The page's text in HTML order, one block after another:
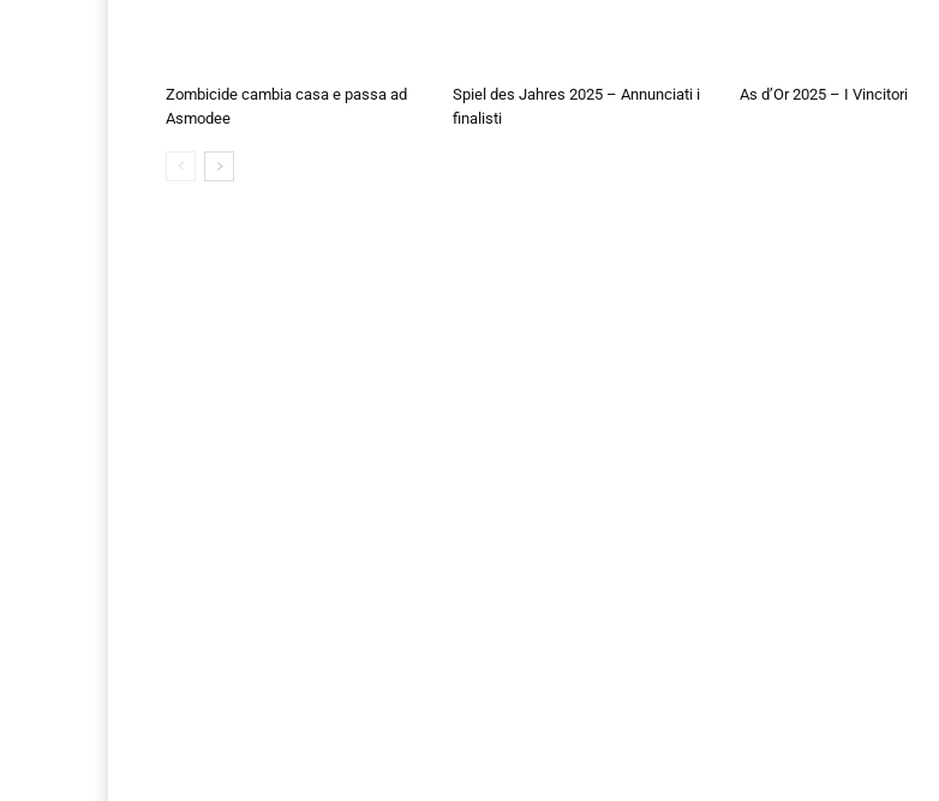
Zombicide cambia casa e passa ad
Asmodee
Spiel des Jahres 2025 – Annunciati i
finalisti
As d’Or 2025 – I Vincitori